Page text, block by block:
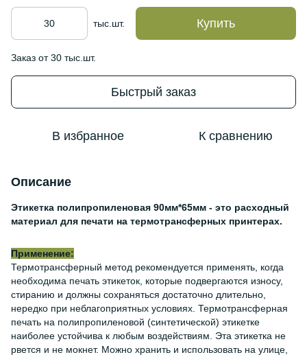
тыс.шт. Купить
Заказ от 30 тыс.шт.
Быстрый заказ
В избранное К сравнению
Описание
Этикетка полипропиленовая 90мм*65мм - это расходный
материал для печати на термотрансферных принтерах.
Применение:
Термотрансферный метод рекомендуется применять, когда
необходима печать этикеток, которые подвергаются износу,
стиранию и должны сохраняться достаточно длительно,
нередко при неблагоприятных условиях. Термотрансферная
печать на полипропиленовой (синтетической) этикетке
наиболее устойчива к любым воздействиям. Эта этикетка не
рвется и не мокнет. Можно хранить и использовать на улице,